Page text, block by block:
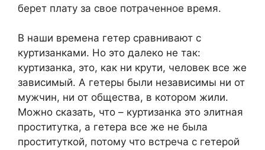
берет плату за свое потраченное время.
В наши времена гетер сравнивают с
куртизанками. Но это далеко не так:
куртизанка, это, как ни крути, человек все же
зависимый. А гетеры были независимы ни от
мужчин, ни от общества, в котором жили.
Можно сказать, что – куртизанка это элитная
проститутка, а гетера все же не была
проституткой, потому что встреча с гетерой